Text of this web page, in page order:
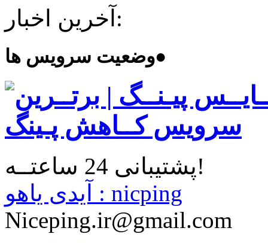
آخرین اخبار:
وضعیت سرویس ها●
پشتیبانی 24 ساعتــه!
آیدی یاهو : nicping
Niceping.ir@gmail.com